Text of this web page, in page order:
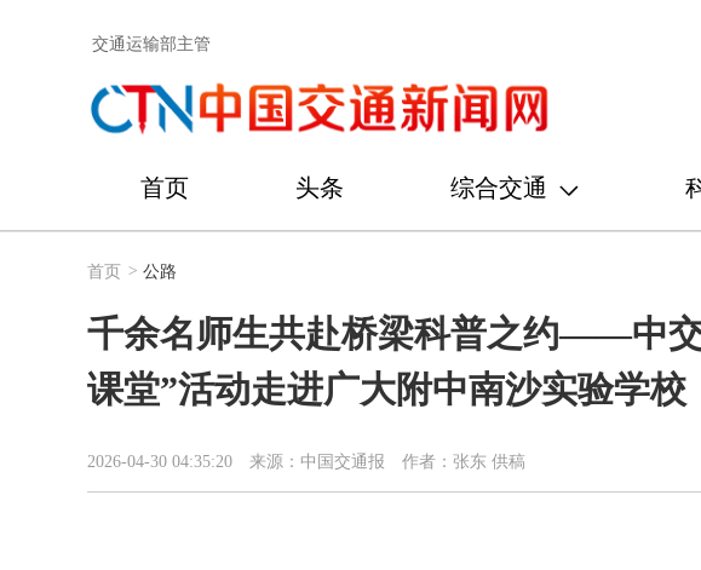
交通运输部主管
首页 头条 综合交通
首页 > 公路
千余名师生共赴桥梁科普之约——中
课堂”活动走进广大附中南沙实验学校
2026-04-30 04:35:20 来源：中国交通报 作者：张东 供稿